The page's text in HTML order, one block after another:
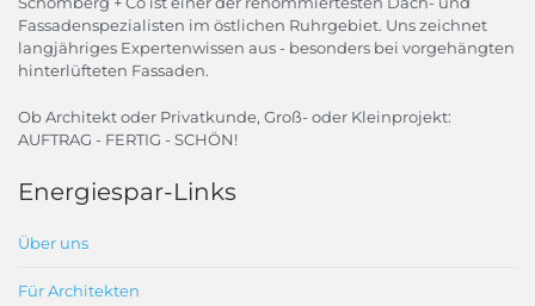
Fassadenspezialisten im östlichen Ruhrgebiet. Uns zeichnet
langjähriges Expertenwissen aus - besonders bei vorgehängten
hinterlüfteten Fassaden.
Ob Architekt oder Privatkunde, Groß- oder Kleinprojekt:
AUFTRAG - FERTIG - SCHÖN!
Energiespar-Links
Über uns
Für Architekten